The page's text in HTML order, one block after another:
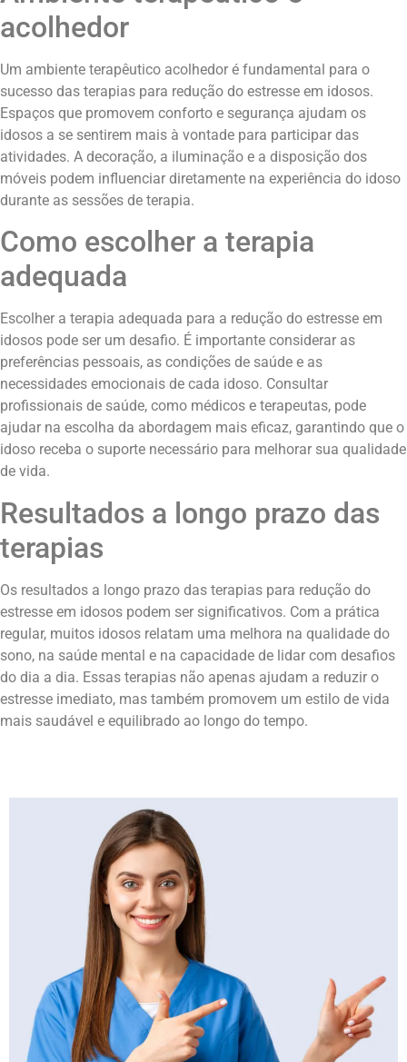
acolhedor
Um ambiente terapêutico acolhedor é fundamental para o
sucesso das terapias para redução do estresse em idosos.
Espaços que promovem conforto e segurança ajudam os
idosos a se sentirem mais à vontade para participar das
atividades. A decoração, a iluminação e a disposição dos
móveis podem influenciar diretamente na experiência do idoso
durante as sessões de terapia.
Como escolher a terapia
adequada
Escolher a terapia adequada para a redução do estresse em
idosos pode ser um desafio. É importante considerar as
preferências pessoais, as condições de saúde e as
necessidades emocionais de cada idoso. Consultar
profissionais de saúde, como médicos e terapeutas, pode
ajudar na escolha da abordagem mais eficaz, garantindo que o
idoso receba o suporte necessário para melhorar sua qualidade
de vida.
Resultados a longo prazo das
terapias
Os resultados a longo prazo das terapias para redução do
estresse em idosos podem ser significativos. Com a prática
regular, muitos idosos relatam uma melhora na qualidade do
sono, na saúde mental e na capacidade de lidar com desafios
do dia a dia. Essas terapias não apenas ajudam a reduzir o
estresse imediato, mas também promovem um estilo de vida
mais saudável e equilibrado ao longo do tempo.